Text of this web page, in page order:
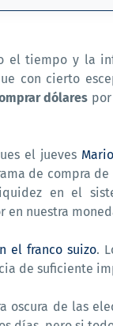
el tiempo y la
con cierto
dólares
el jueves
de compra
en el
nuestra
el franco suizo.
de suficiente
oscura de las